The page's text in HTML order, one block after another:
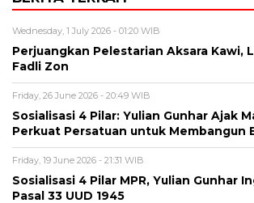
Wednesday, 1 July 2026 - 01:20 WIB
Perjuangkan Pelestarian Aksara Kawi,
Fadli Zon
Friday, 26 June 2026 - 20:49 WIB
Sosialisasi 4 Pilar: Yulian Gunhar Ajak
Perkuat Persatuan untuk Membangun
Friday, 19 June 2026 - 21:31 WIB
Sosialisasi 4 Pilar MPR, Yulian Gunhar
Pasal 33 UUD 1945